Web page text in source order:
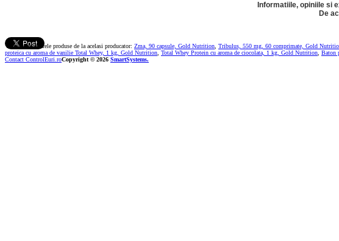
Informatiile, opiniile si
De
Vezi si urmatoarele produse de la acelasi producator: Zma, 90 capsule, Gold Nutrition Tribulus, 550 mg, 60 comprimate, Gold
proteica cu aroma de vanilie Total Whey, 1 kg, Gold Nutrition Total Whey Protein cu aroma de ciocolata, 1 kg, Gold Nutrition Baton
Contact ControlEuri.roCopyright © 2026 SmartSystems.